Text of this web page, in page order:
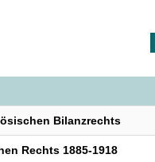
Bilanzrechts
Rechts 1885-1918